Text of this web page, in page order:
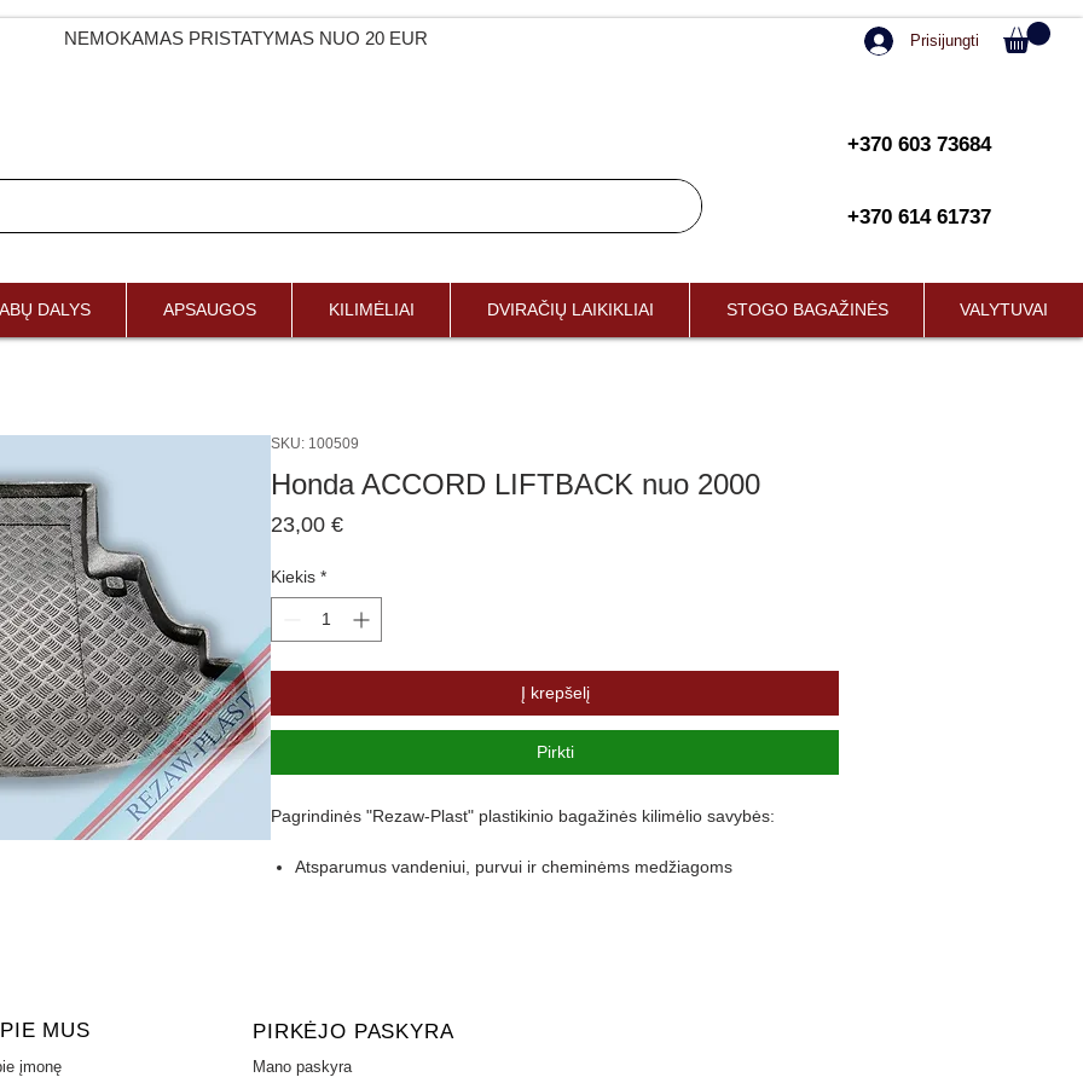
NEMOKAMAS PRISTATYMAS NUO 20 EUR Prisijungti
+370 603 73684
+370 614 61737
DALYS APSAUGOS KILIMĖLIAI DVIRAČIŲ LAIKIKLIAI STOGO BAGAŽINĖS VALYTUVAI
SKU: 100509
Honda ACCORD LIFTBACK nuo 2000
23,00 €Price
Kiekis *
Į krepšelį
Pirkti
Pagrindinės "Rezaw-Plast" plastikinio bagažinės kilimėlio savybės:
Atsparumus vandeniui, purvui ir cheminėms medžiagoms
MUS
įmonę
PIRKĖJO PASKYRA
Mano paskyra